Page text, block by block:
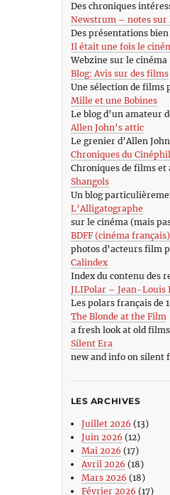
Des chroniques
Newstrum – notes sur
Des présentations
Il était une fois le
Webzine sur le cinéma
Blog: Avis sur des films
Une sélection de films
Mille et une Bobines
Le blog d’un amateur
Allen John’s attic
Le grenier d’Allen
Chroniques du
Chroniques de films et
Shangols
Un blog
L’Alligatographe
sur le cinéma (mais
BDFF (cinéma français)
photos d’acteurs film
Calindex
Index du contenu des
JLIPolar – Jean-Louis
Les polars français de
The Blonde at the Film
a fresh look at old films
Silent Era
new and info on silent
LES ARCHIVES
Juillet 2026 (13)
Juin 2026 (12)
Mai 2026 (17)
Avril 2026 (18)
Mars 2026 (18)
Février 2026 (17)